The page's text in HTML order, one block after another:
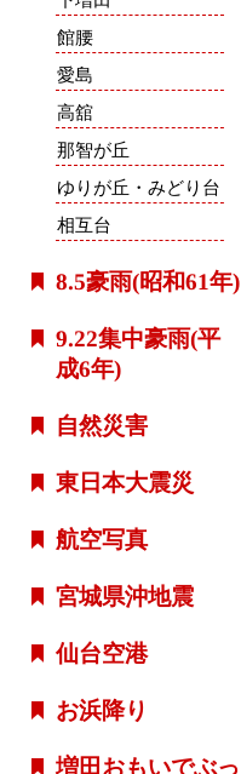
館腰
愛島
高舘
那智が丘
ゆりが丘・みどり台
相互台
8.5豪雨(昭和61年)
9.22集中豪雨(平
成6年)
自然災害
東日本大震災
航空写真
宮城県沖地震
仙台空港
お浜降り
増田おもいでぶっ